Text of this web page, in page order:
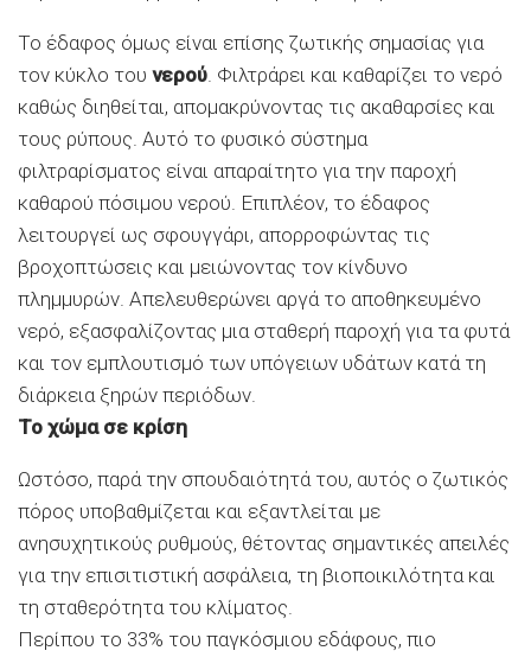
Το έδαφος όμως είναι επίσης ζωτικής σημασίας για
τον κύκλο του νερού . Φιλτράρει και καθαρίζει το νερό
καθώς διηθείται, απομακρύνοντας τις ακαθαρσίες και
τους ρύπους. Αυτό το φυσικό σύστημα
φιλτραρίσματος είναι απαραίτητο για την παροχή
καθαρού πόσιμου νερού. Επιπλέον, το έδαφος
λειτουργεί ως σφουγγάρι, απορροφώντας τις
βροχοπτώσεις και μειώνοντας τον κίνδυνο
πλημμυρών. Απελευθερώνει αργά το αποθηκευμένο
νερό, εξασφαλίζοντας μια σταθερή παροχή για τα φυτά
και τον εμπλουτισμό των υπόγειων υδάτων κατά τη
διάρκεια ξηρών περιόδων.
Το χώμα σε κρίση
Ωστόσο, παρά την σπουδαιότητά του, αυτός ο ζωτικός
πόρος υποβαθμίζεται και εξαντλείται με
ανησυχητικούς ρυθμούς, θέτοντας σημαντικές απειλές
για την επισιτιστική ασφάλεια, τη βιοποικιλότητα και
τη σταθερότητα του κλίματος.
Περίπου το 33% του παγκόσμιου εδάφους, πιο